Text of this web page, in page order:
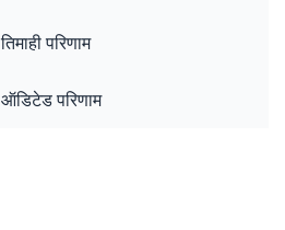
तिमाही परिणाम
ऑडिटेड परिणाम